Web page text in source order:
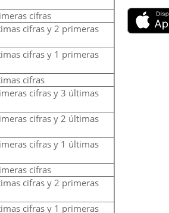
cifras
cifras y 2 primeras
cifras y 1 primeras
cifras
cifras y 3 últimas
cifras y 2 últimas
cifras y 1 últimas
cifras
cifras y 2 primeras
cifras y 1 primeras